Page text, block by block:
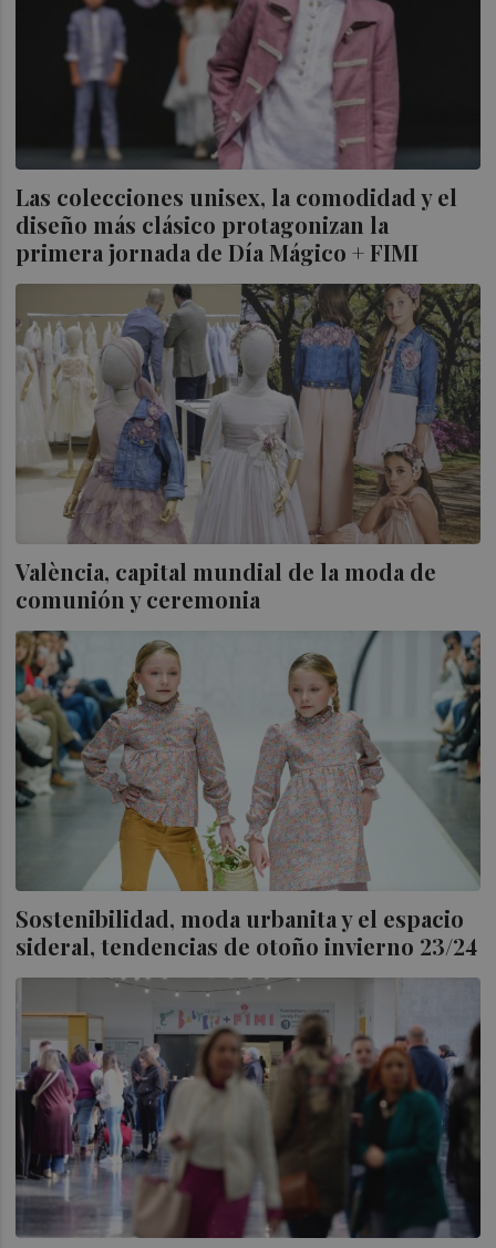
Las colecciones unisex, la comodidad y el
diseño más clásico protagonizan la
primera jornada de Día Mágico + FIMI
València, capital mundial de la moda de
comunión y ceremonia
Sostenibilidad, moda urbanita y el espacio
sideral, tendencias de otoño invierno 23/24